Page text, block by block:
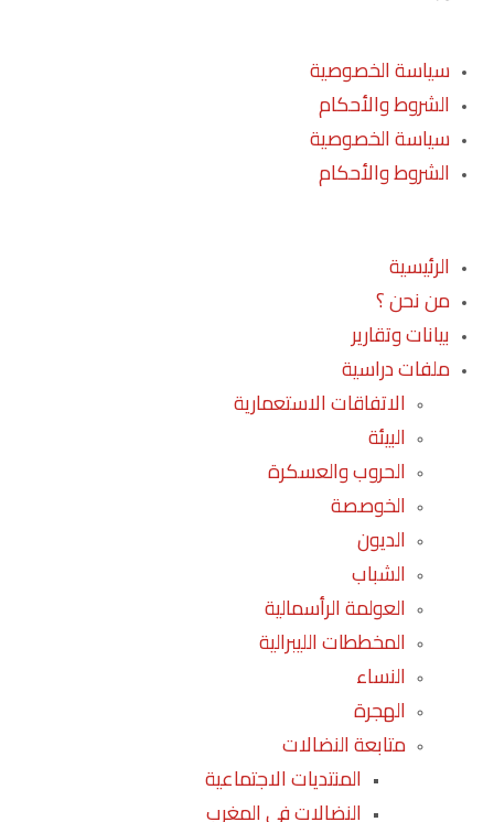
سياسة الخصوصية
الشروط والأحكام
سياسة الخصوصية
الشروط والأحكام
الرئيسية
من نحن ؟
بيانات وتقارير
ملفات دراسية
الاتفاقات الاستعمارية
البيئة
الحروب والعسكرة
الخوصصة
الديون
الشباب
العولمة الرأسمالية
المخططات الليبرالية
النساء
الهجرة
متابعة النضالات
المنتديات الاجتماعية
النضالات في المغرب